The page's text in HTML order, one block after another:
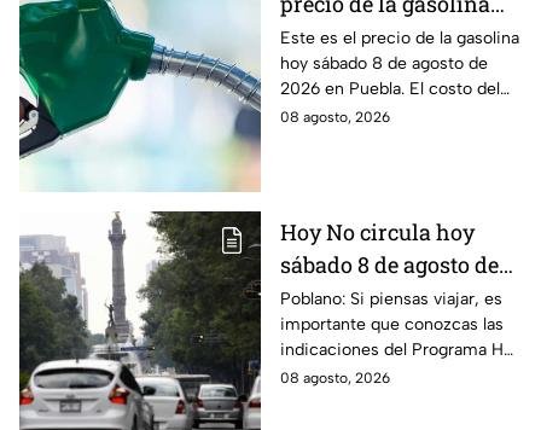
Puebla hoy sábado 8 de
agosto de 2026
Este es el precio de la gasolina
hoy sábado 8 de agosto de
2026 en Puebla. El costo del
combustible cambia todos los
08 agosto, 2026
Hoy No circula hoy
sábado 8 de agosto de
2026: ¿Qué autos no
transitan en la CDMX y
EdoMex?
Poblano: Si piensas viajar, es
importante que conozcas las
indicaciones del Programa Hoy
No Circula HOY sábado 8 de
08 agosto, 2026